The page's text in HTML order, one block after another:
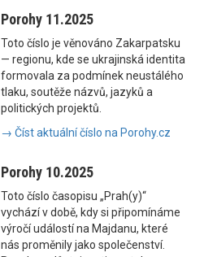
Porohy 11.2025
Toto číslo je věnováno Zakarpatsku
— regionu, kde se ukrajinská identita
formovala za podmínek neustálého
tlaku, soutěže názvů, jazyků a
politických projektů.
→ Číst aktuální číslo na Porohy.cz
Porohy 10.2025
Toto číslo časopisu „Prah(y)“
vychází v době, kdy si připomínáme
výročí událostí na Majdanu, které
nás proměnily jako společenství.